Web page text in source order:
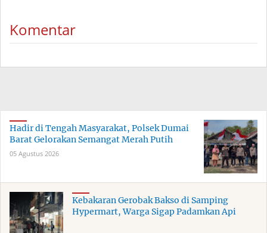
Komentar
Hadir di Tengah Masyarakat, Polsek Dumai
Barat Gelorakan Semangat Merah Putih
05 Agustus 2026
Kebakaran Gerobak Bakso di Samping
Hypermart, Warga Sigap Padamkan Api